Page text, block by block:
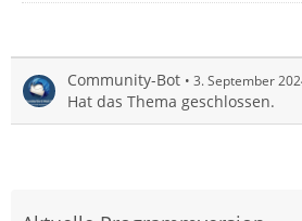
Community-Bot 3. September
Hat das Thema geschlossen.